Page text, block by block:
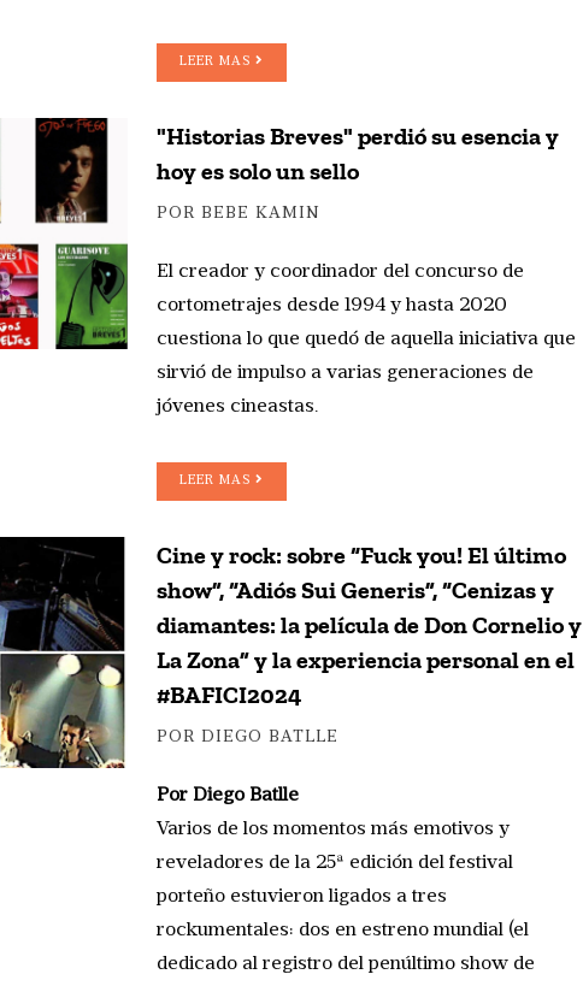
LEER MAS
"Historias Breves" perdió su esencia y
hoy es solo un sello
POR BEBE KAMIN
El creador y coordinador del concurso de
cortometrajes desde 1994 y hasta 2020
cuestiona lo que quedó de aquella iniciativa que
sirvió de impulso a varias generaciones de
jóvenes cineastas.
LEER MAS
Cine y rock: sobre “Fuck you! El último
show”, “Adiós Sui Generis”, “Cenizas y
diamantes: la película de Don Cornelio y
La Zona” y la experiencia personal en el
#BAFICI2024
POR DIEGO BATLLE
Por Diego Batlle
Varios de los momentos más emotivos y
reveladores de la 25ª edición del festival
porteño estuvieron ligados a tres
rockumentales: dos en estreno mundial (el
dedicado al registro del penúltimo show de